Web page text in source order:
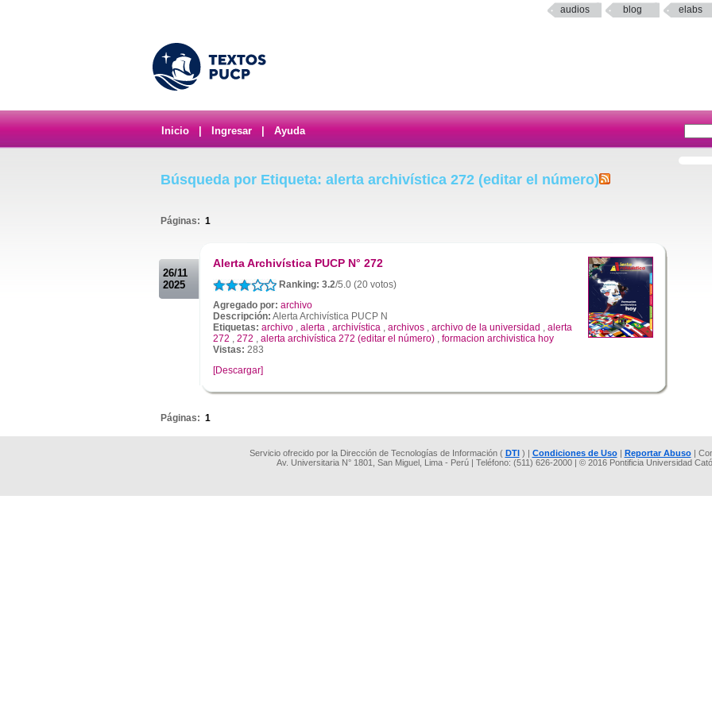
audios blog elabs
Inicio Ingresar Ayuda
Búsqueda por Etiqueta: alerta archivística 272 (editar el número)
Páginas: 1
26/11
2025
Alerta Archivística PUCP N° 272
Ranking: 3.2/5.0 (20 votos)
Agregado por: archivo
Descripción: Alerta Archivística PUCP N
Etiquetas: archivo , alerta , archivística , archivos , archivo de la universidad , alerta
272 , 272 , alerta archivística 272 (editar el número) , formacion archivistica hoy
Vistas: 283
[Descargar]
Páginas: 1
Servicio ofrecido por la Dirección de Tecnologías de Información ( DTI) | Condiciones de Uso| Reportar Abuso|
Av. Universitaria N° 1801, San Miguel, Lima - Perú | Teléfono: (511) 626-2000 | © 2016 Pontificia Universidad